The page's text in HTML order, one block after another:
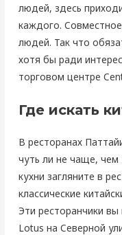
людей, здесь
каждого.
людей. Так что
хотя бы ради
торговом центре
Где искать
В ресторанах
чуть ли не чаще, чем
кухни загляните в
классические
Эти ресторанчики
Lotus на Северной